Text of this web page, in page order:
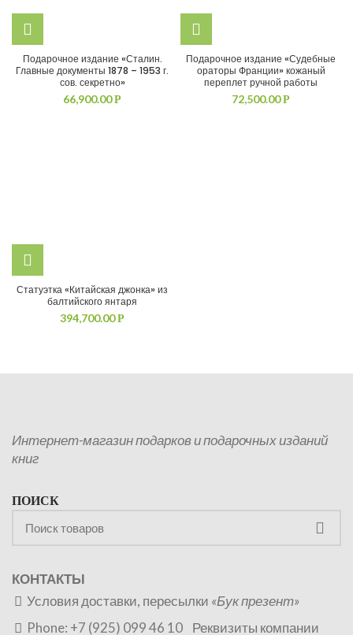
Подарочное издание «Сталин.
Главные документы 1878 – 1953 г.
сов. секретно»
66,900.00Р
Подарочное издание «Судебные
ораторы Франции» кожаный
переплет ручной работы
72,500.00Р
Статуэтка «Китайская джонка» из
балтийского янтаря
394,700.00Р
Интернет-магазин подарков и подарочных изданий
книг
ПОИСК
КОНТАКТЫ
Условия доставки, пересылки «Бук презент»
Phone: +7 (925) 099 46 10 Реквизиты компании